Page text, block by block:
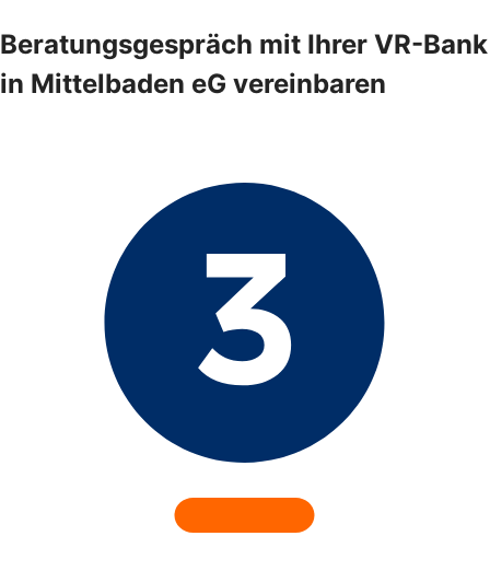
Beratungsgespräch mit Ihrer VR-Bank
in Mittelbaden eG vereinbaren